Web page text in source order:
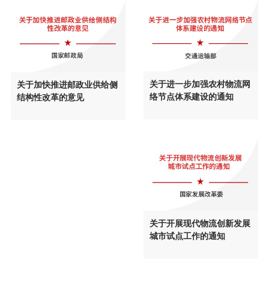
关于加快推进邮政业供给侧
结构性改革的意见
关于进一步加强农村物流网
络节点体系建设的通知
关于开展现代物流创新发展
城市试点工作的通知